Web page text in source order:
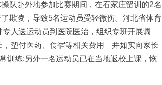
赴外地参加比赛期间，在石家庄留训的2名
欺凌，导致5名运动员受轻微伤。河北省体育
人送运动员到医院医治，组织专班开展调
垫付医药、食宿等相关费用，并如实向家长
训练;另外一名运动员已在当地返校上课，恢